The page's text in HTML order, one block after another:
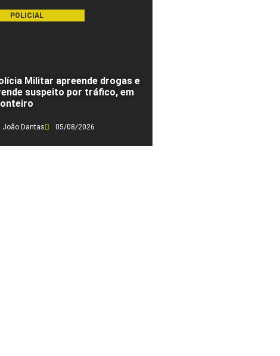
POLICIAL
Militar apreende drogas e
suspeito por tráfico, em
João Dantas 05/08/2026